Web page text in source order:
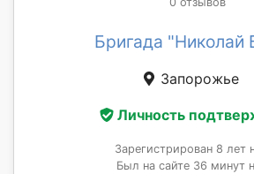
Бригада "Николай
Запорожье
Личность
Зарегистрирован 8 лет
Был на сайте 36 минут